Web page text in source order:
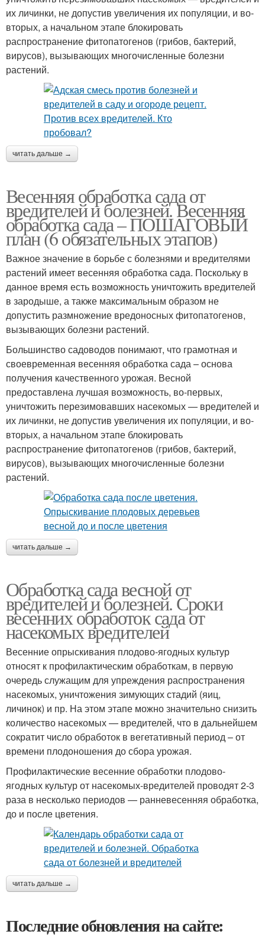
их личинки, не допустив увеличения их популяции, и во-
вторых, а начальном этапе блокировать
распространение фитопатогенов (грибов, бактерий,
вирусов), вызывающих многочисленные болезни
растений.
читать дальше →
Весенняя обработка сада от
вредителей и болезней. Весенняя
обработка сада – ПОШАГОВЫЙ
план (6 обязательных этапов)
Важное значение в борьбе с болезнями и вредителями
растений имеет весенняя обработка сада. Поскольку в
данное время есть возможность уничтожить вредителей
в зародыше, а также максимальным образом не
допустить размножение вредоносных фитопатогенов,
вызывающих болезни растений.
Большинство садоводов понимают, что грамотная и
своевременная весенняя обработка сада – основа
получения качественного урожая. Весной
предоставлена лучшая возможность, во-первых,
уничтожить перезимовавших насекомых — вредителей и
их личинки, не допустив увеличения их популяции, и во-
вторых, а начальном этапе блокировать
распространение фитопатогенов (грибов, бактерий,
вирусов), вызывающих многочисленные болезни
растений.
читать дальше →
Обработка сада весной от
вредителей и болезней. Сроки
весенних обработок сада от
насекомых вредителей
Весенние опрыскивания плодово-ягодных культур
относят к профилактическим обработкам, в первую
очередь служащим для упреждения распространения
насекомых, уничтожения зимующих стадий (яиц,
личинок) и пр. На этом этапе можно значительно снизить
количество насекомых — вредителей, что в дальнейшем
сократит число обработок в вегетативный период – от
времени плодоношения до сбора урожая.
Профилактические весенние обработки плодово-
ягодных культур от насекомых-вредителей проводят 2-3
раза в несколько периодов — ранневесенняя обработка,
до и после цветения.
читать дальше →
Последние обновления на сайте: